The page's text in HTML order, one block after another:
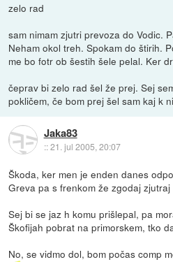
zelo rad
sam nimam zjutri prevoza do Vodic.
Neham okol treh. Spokam do štirih.
me bo fotr ob šestih šele pelal. Ker
čeprav bi zelo rad šel že prej. Sej
pokličem, če bom prej šel sam kaj k
Jaka83
::21. jul 2005, 20:07
Škoda, ker men je enden danes
Greva pa s frenkom že zgodaj
Sej bi se jaz h komu prišlepal, pa
Škofijah pobrat na primorskem, tko
No, se vidmo dol, bom počas comp